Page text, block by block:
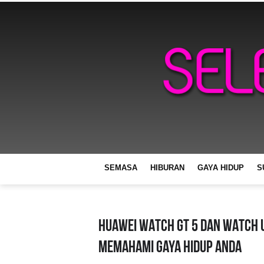
SEMASA HIBURAN GAYA HIDUP
HUAWEI WATCH GT 5 dan
Memahami Gaya Hidup Anda